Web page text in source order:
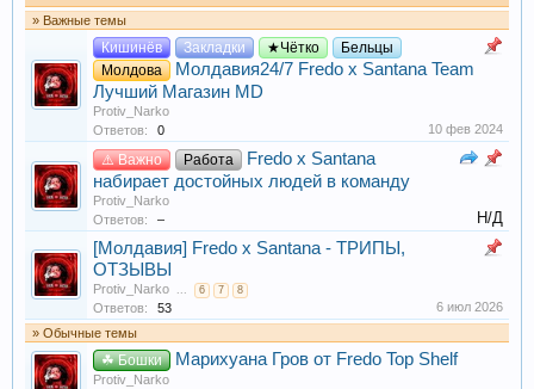
» Важные темы
Кишинёв Закладки ★Чётко
Бельцы
Молдова
Молдавия24/7 Fredo x Santana Team
Лучший Магазин MD
Protiv_Narko
Ответов:
0 10 фев 2024
⚠️ Важно Работа
Fredo x Santana
набирает достойных людей в команду
Protiv_Narko
Ответов:
– Н/Д
[Молдавия] Fredo x Santana - ТРИПЫ,
ОТЗЫВЫ
Protiv_Narko ... 6 7 8
Ответов: 53
6 июл 2026
» Обычные темы
☘ Бошки Марихуана Гров от Fredo Top Shelf
Protiv_Narko